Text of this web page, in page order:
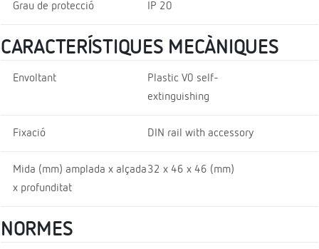
Grau de protecció IP 20
CARACTERÍSTIQUES MECÀNIQUES
Envoltant
Plastic V0 self-
extinguishing
Fixació DIN rail with accessory
Mida (mm) amplada x alçada
x profunditat
32 x 46 x 46 (mm)
NORMES